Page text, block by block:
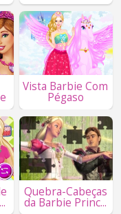
Vista Barbie Com
Pégaso
Quebra-Cabeças
da Barbie Princ...